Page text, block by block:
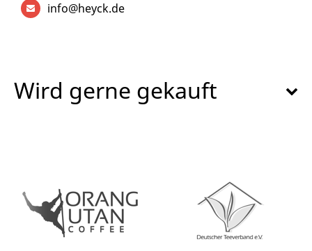
info@heyck.de
Wird gerne gekauft